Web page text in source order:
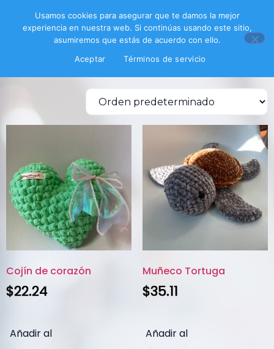
handmade
Cojín de corazón
$22.24
Añadir al
Muñeco Tortuga
$35.11
Añadir al
Usamos cookies para asegurar que te damos la mejor
experiencia en nuestra web. Si continúas usando este sitio,
asumiremos que estás de acuerdo con ello.
Aceptar
Términos de servicio